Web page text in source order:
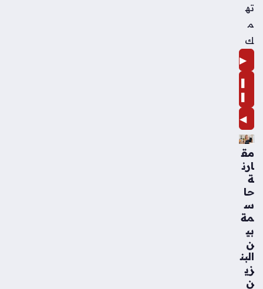
ته
م
ك
▶
❚
❚
◀
مق
ارن
ة
حا
س
مة
بي
ن
البن
زي
ن